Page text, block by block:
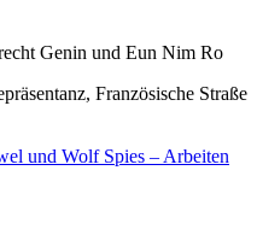
Genin und Eun Nim Ro
Französische Straße
und Wolf Spies – Arbeiten